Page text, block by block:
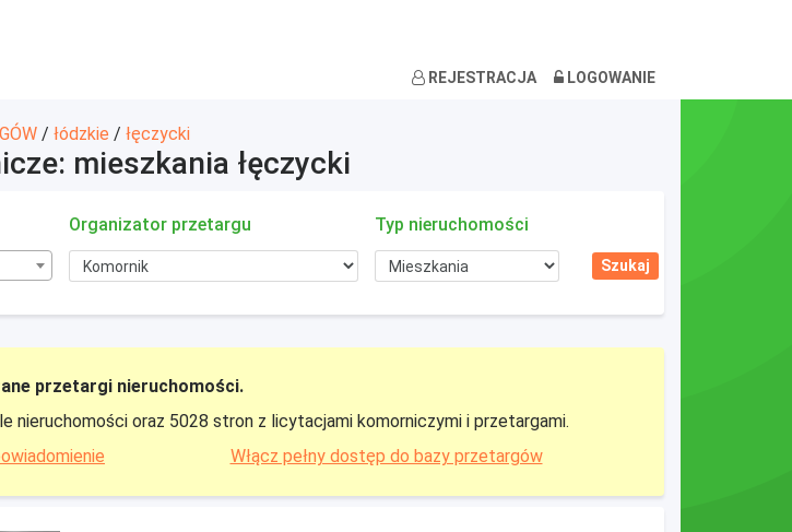
REJESTRACJA LOGOWANIE
/ łódzkie / łęczycki
mieszkania łęczycki
Organizator przetargu Typ nieruchomości
przetargi nieruchomości.
nieruchomości oraz 5028 stron z licytacjami komorniczymi i przetargami.
Włącz pełny dostęp do bazy przetargów